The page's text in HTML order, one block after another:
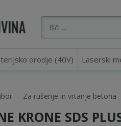
orodje (40V) Laserski
Za rušenje in vrtanje betona
KRONE SDS